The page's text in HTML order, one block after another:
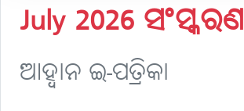
July 2026 ସଂସ୍କରଣ
ଆହ୍ବାନ ଇ-ପତ୍ରିକା